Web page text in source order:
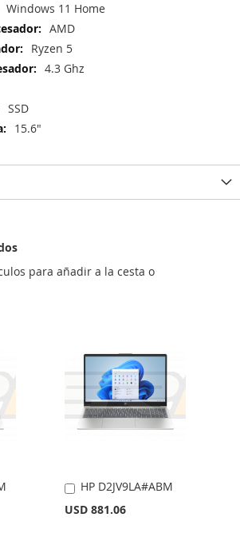
Windows 11 Home
AMD
Ryzen 5
4.3 Ghz
SSD
15.6"
para añadir a la cesta o
HP D2JV9LA#ABM
USD 881.06
Añadir
al
carrito